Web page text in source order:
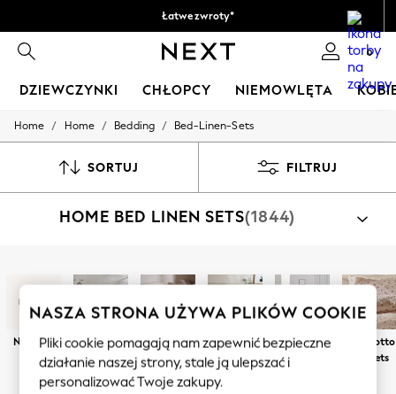
Łatwe zwroty*
0
DZIEWCZYNKI CHŁOPCY NIEMOWLĘTA
HOLIDAY SHOP
All Swimwear
Beach Dresses & Kaftans
Jumpsuits & Playsuits
Sandals
Shorts
Trousers
Sun Hats & Caps
Tops & T-Shirts
Home / Home / Bedding / Bed-Linen-Sets
SORTUJ FILTRUJ
HOME BED LINEN SETS(1844)
Nowości Blue Bed Sets
Różowe
komplety
pościeli
Zielone
komplety
pościeli
Neutral Bed
100%
Bed Sets
NASZA STRONA UŻYWA PLIKÓW COOKIE
Pliki cookie pomagają nam zapewnić bezpieczne
działanie naszej strony, stale ją ulepszać i
personalizować Twoje zakupy.